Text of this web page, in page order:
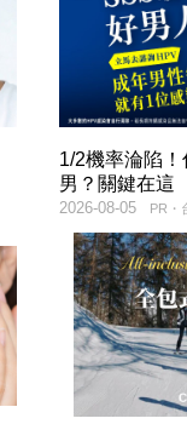
1/2機率淪陷
男？關鍵在這
PR・
2026-08-05